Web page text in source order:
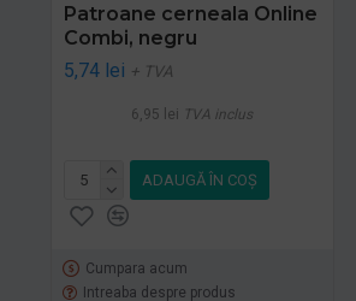
Patroane cerneala Online
Combi, negru
5,74 lei + TVA
6,95 lei TVA inclus
ADAUGĂ ÎN COŞ
Cumpara acum
Intreaba despre produs